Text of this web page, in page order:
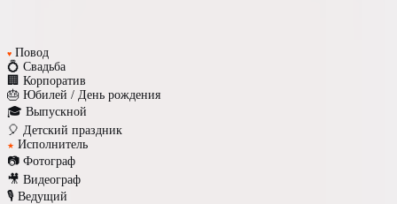
♥ Повод
💍 Свадьба
🏢 Корпоратив
🎂 Юбилей / День рождения
🎓 Выпускной
🎈 Детский праздник
★ Исполнитель
📷 Фотограф
🎥 Видеограф
🎙️ Ведущий